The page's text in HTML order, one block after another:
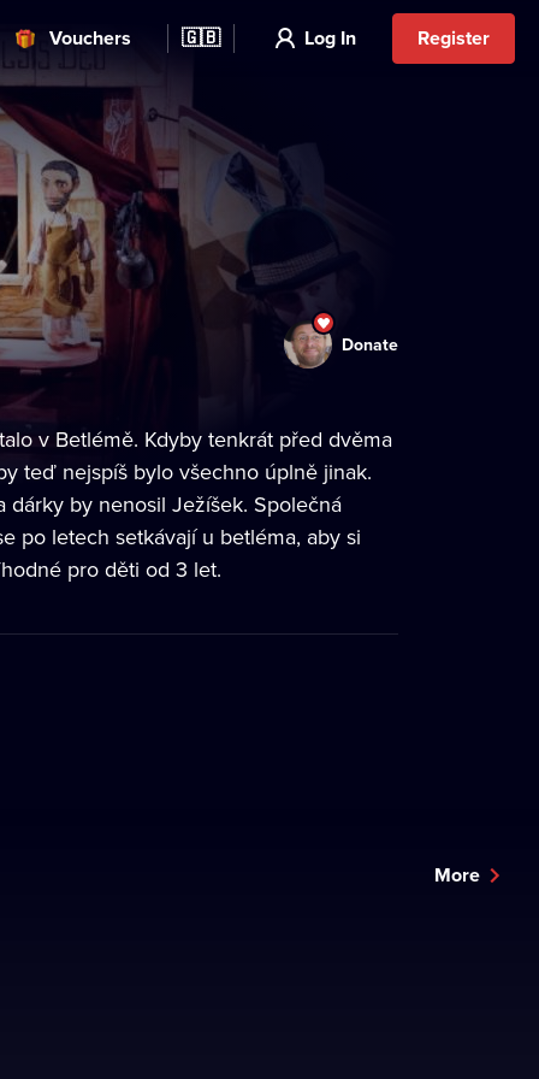
Vouchers 🇬🇧 Log In Register
Donate
v Betlémě. Kdyby tenkrát před dvěma
teď nejspíš bylo všechno úplně jinak.
by nenosil Ježíšek. Společná
po letech setkávají u betléma, aby si
pro děti od 3 let.
More